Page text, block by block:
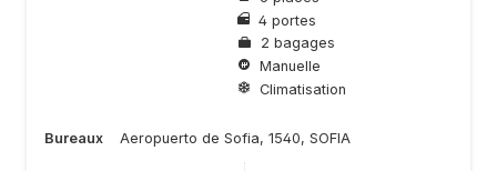
4 portes
2 bagages
Manuelle
Climatisation
Bureaux Aeropuerto de Sofia, 1540, SOFIA